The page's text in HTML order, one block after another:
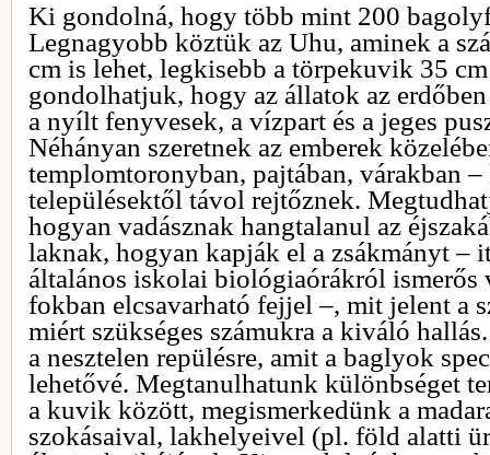
Ki gondolná, hogy több mint 200
Legnagyobb köztük az Uhu, aminek a
cm is lehet, legkisebb a törpekuvik 35
gondolhatjuk, hogy az állatok az
a nyílt fenyvesek, a vízpart és a jeges
Néhányan szeretnek az emberek
templomtoronyban, pajtában, várakban
településektől távol rejtőznek.
hogyan vadásznak hangtalanul az
laknak, hogyan kapják el a zsákmányt –
általános iskolai biológiaórákról ismerős
fokban elcsavarható fejjel –, mit jelent a
miért szükséges számukra a kiváló
a nesztelen repülésre, amit a baglyok
lehetővé. Megtanulhatunk különbséget
a kuvik között, megismerkedünk a
szokásaival, lakhelyeivel (pl. föld alatti